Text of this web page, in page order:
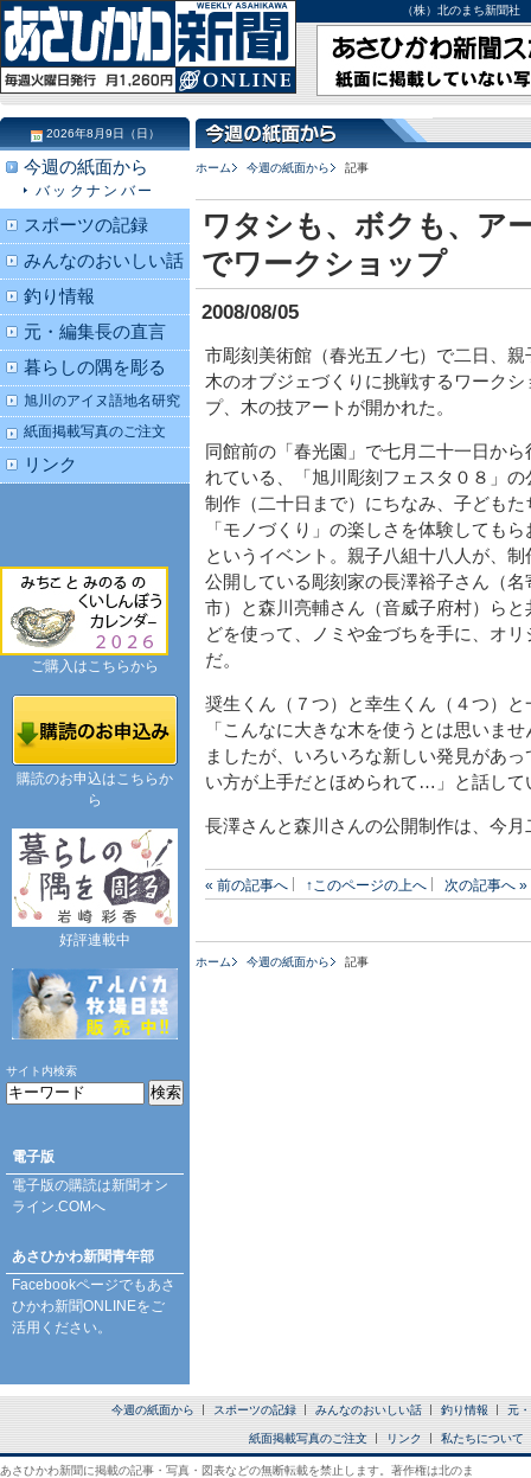
（株）北のまち新聞
ホーム 今週の紙面から 記事
ワタシも、ボクも、
でワークショップ
2008/08/05
市彫刻美術館（春光五ノ七）で二日、親
木のオブジェづくりに挑戦するワークシ
プ、木の技アートが開かれた。
同館前の「春光園」で七月二十一日から
れている、「旭川彫刻フェスタ０８」の
制作（二十日まで）にちなみ、子どもた
「モノづくり」の楽しさを体験してもら
というイベント。親子八組十八人が、制
公開している彫刻家の長澤裕子さん（名
市）と森川亮輔さん（音威子府村）ら
どを使って、ノミや金づちを手に、オ
だ。
奨生くん（７つ）と幸生くん（４つ）
「こんなに大きな木を使うとは思いま
ましたが、いろいろな新しい発見があ
い方が上手だとほめられて…」と話して
長澤さんと森川さんの公開制作は、今
« 前の記事へ ↑このページの上へ 次の記事へ »
ホーム 今週の紙面から 記事
2026年8月9日（日）
今週の紙面から
バックナンバー
スポーツの記録
みんなのおいしい話
釣り情報
元・編集長の直言
暮らしの隅を彫る
旭川のアイヌ語地名研究
紙面掲載写真のご注文
リンク
ご購入はこちらから
購読のお申込はこちらか
ら
好評連載中
サイト内検索
電子版
電子版の購読は新聞オン
ライン.COMへ
あさひかわ新聞青年部
Facebookページでもあさ
ひかわ新聞ONLINEをご
活用ください。
今週の紙面から スポーツの記録 みんなのおいしい話 釣り情報 元
紙面掲載写真のご注文 リンク 私たちについて
あさひかわ新聞に掲載の記事・写真・図表などの無断転載を禁止します。著作権は北のま